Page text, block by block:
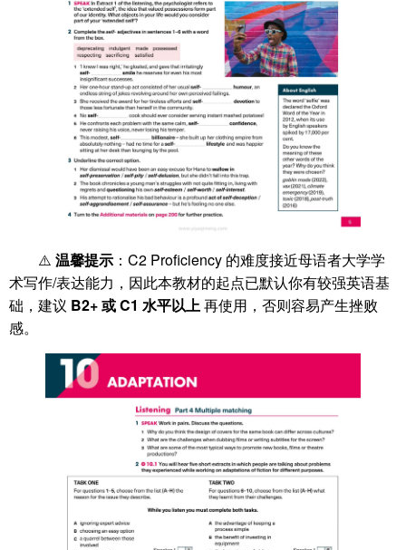
⚠️ 温馨提示 ：C2 Proficiency 的难度接近母语者大学学
术写作/表达能力，因此本教材的起点已默认你有较强英语基
础，建议 B2+ 或 C1 水平以上再使用，否则容易产生挫败
感。